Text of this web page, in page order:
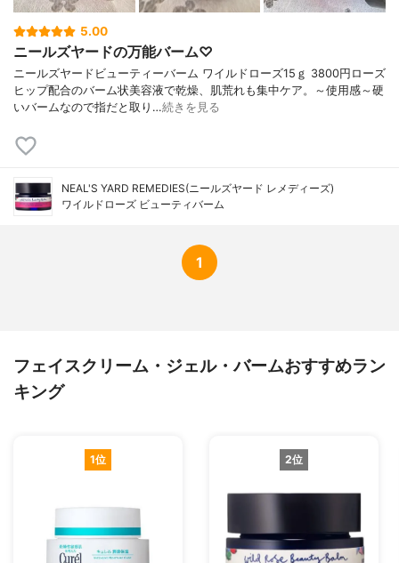
5.00
ニールズヤードの万能バーム♡
ニールズヤードビューティーバーム ワイルドローズ15ｇ 3800円ローズ
ヒップ配合のバーム状美容液で乾燥、肌荒れも集中ケア。～使用感～硬
いバームなので指だと取り…続きを見る
NEAL'S YARD REMEDIES(ニールズヤード レメディーズ)
ワイルドローズ ビューティバーム
1
フェイスクリーム・ジェル・バームおすすめラン
キング
1位 2位